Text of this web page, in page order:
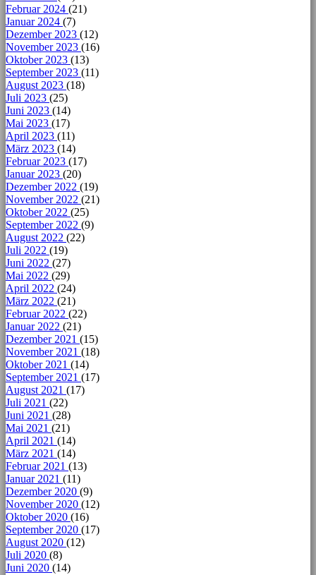
Februar 2024 (21)
Januar 2024 (7)
Dezember 2023 (12)
November 2023 (16)
Oktober 2023 (13)
September 2023 (11)
August 2023 (18)
Juli 2023 (25)
Juni 2023 (14)
Mai 2023 (17)
April 2023 (11)
März 2023 (14)
Februar 2023 (17)
Januar 2023 (20)
Dezember 2022 (19)
November 2022 (21)
Oktober 2022 (25)
September 2022 (9)
August 2022 (22)
Juli 2022 (19)
Juni 2022 (27)
Mai 2022 (29)
April 2022 (24)
März 2022 (21)
Februar 2022 (22)
Januar 2022 (21)
Dezember 2021 (15)
November 2021 (18)
Oktober 2021 (14)
September 2021 (17)
August 2021 (17)
Juli 2021 (22)
Juni 2021 (28)
Mai 2021 (21)
April 2021 (14)
März 2021 (14)
Februar 2021 (13)
Januar 2021 (11)
Dezember 2020 (9)
November 2020 (12)
Oktober 2020 (16)
September 2020 (17)
August 2020 (12)
Juli 2020 (8)
Juni 2020 (14)